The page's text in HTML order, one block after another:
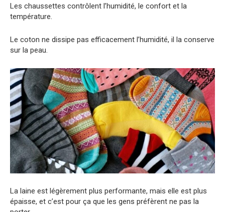
Les chaussettes contrôlent l’humidité, le confort et la
température.
Le coton ne dissipe pas efficacement l’humidité, il la conserve
sur la peau.
La laine est légèrement plus performante, mais elle est plus
épaisse, et c’est pour ça que les gens préfèrent ne pas la